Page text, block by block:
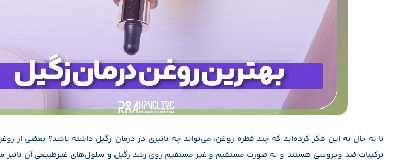
تا به حال به این فکر کرده‌اید که چند قطره روغن، می‌تواند چه تاثیری در درمان زگیل داشته باشد؟ بعضی از
ترکیبات ضد ویروسی هستند و به صورت مستقیم و غیر مستقیم روی رشد زگیل و سلول‌های غیرطبیعی آن تاثیر